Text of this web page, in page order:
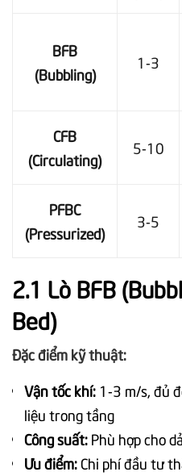
BFB
(Bubbling)
1-3
CFB
(Circulating)
5-10
PFBC
(Pressurized)
3-5
2.1 Lò BFB
Bed)
Đặc điểm kỹ thuật:
Vận tốc khí: 1-3 m/s, đủ
liệu trong tầng
Công suất: Phù hợp cho
Ưu điểm:Chi phí đầu tư